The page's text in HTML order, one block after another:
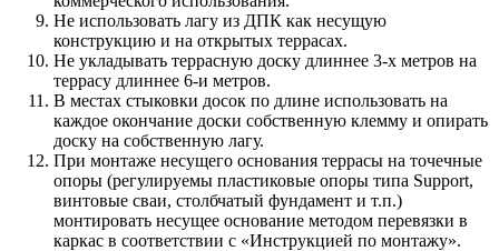
Не использовать лагу из ДПК как несущую
конструкцию и на открытых террасах.
Не укладывать террасную доску длиннее 3-х метров на
террасу длиннее 6-и метров.
В местах стыковки досок по длине использовать на
каждое окончание доски собственную клемму и опирать
доску на собственную лагу.
При монтаже несущего основания террасы на точечные
опоры (регулируемы пластиковые опоры типа Support,
винтовые сваи, столбчатый фундамент и т.п.)
монтировать несущее основание методом перевязки в
каркас в соответствии с «Инструкцией по монтажу».